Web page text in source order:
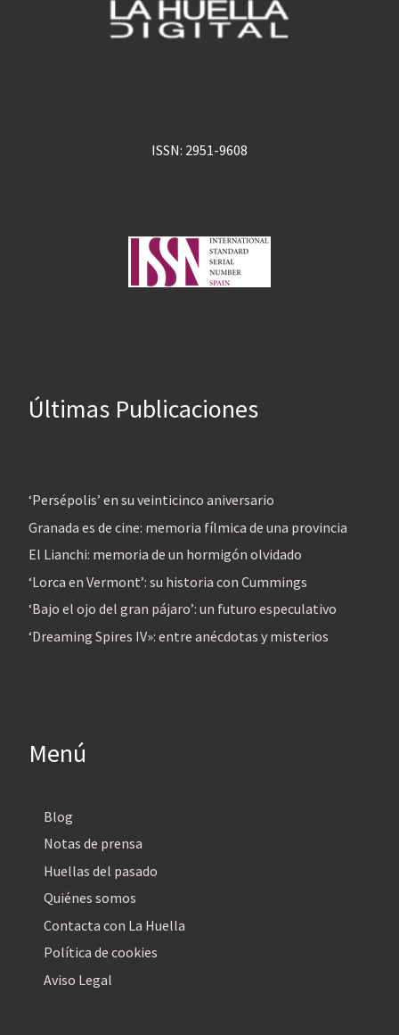
ISSN: 2951-9608
Últimas Publicaciones
‘Persépolis’ en su veinticinco aniversario
Granada es de cine: memoria fílmica de una provincia
El Lianchi: memoria de un hormigón olvidado
‘Lorca en Vermont’: su historia con Cummings
‘Bajo el ojo del gran pájaro’: un futuro especulativo
‘Dreaming Spires IV»: entre anécdotas y misterios
Menú
Blog
Notas de prensa
Huellas del pasado
Quiénes somos
Contacta con La Huella
Política de cookies
Aviso Legal